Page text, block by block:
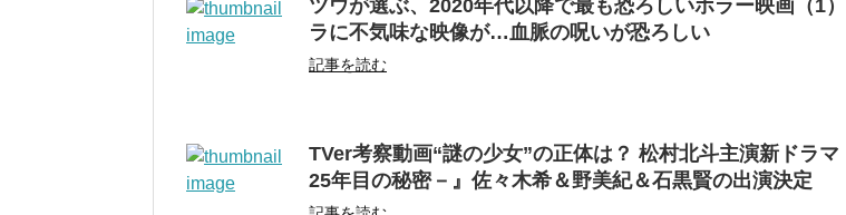
ツウが選ぶ、2020年代以降で最も恐ろしいホラー映画（1
ラに不気味な映像が…血脈の呪いが恐ろしい
記事を読む
TVer考察動画“謎の少女”の正体は？ 松村北斗主演新ドラマ
25年目の秘密－』佐々木希＆野美紀＆石黒賢の出演決定